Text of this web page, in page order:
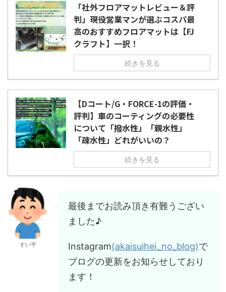
「社外フロアマットレビュー＆評
判」現役営業マンが選ぶコスパ最
高のおすすめフロアマットは【FJ
クラフト】一択！
続きを見る
【Dコート/G・FORCE-1の評価・
評判】車のコーティングの必要性
について「撥水性」「親水性」
「疎水性」どれがいいの？
続きを見る
すい平
最後までお読み頂き有難うござい
ました♪
Instagram(akaisuihei_no_blog)で
ブログの更新をお知らせしており
ます！